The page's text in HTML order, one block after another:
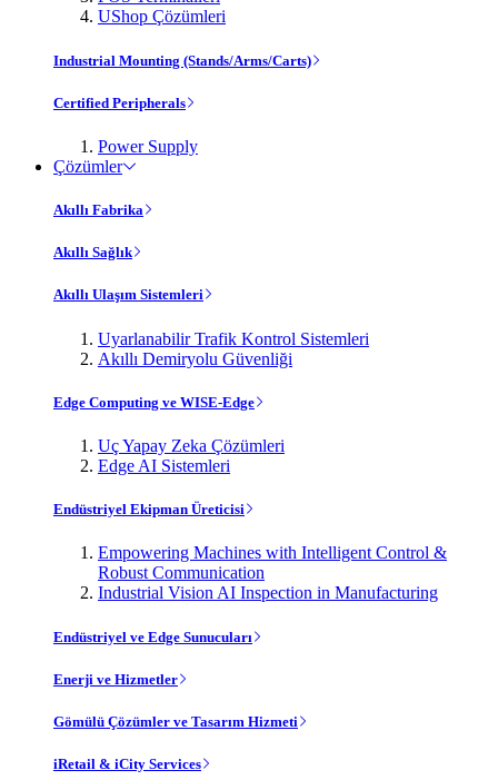
UShop Çözümleri
Industrial Mounting (Stands/Arms/Carts)
Certified Peripherals
Power Supply
Çözümler
Akıllı Fabrika
Akıllı Sağlık
Akıllı Ulaşım Sistemleri
Uyarlanabilir Trafik Kontrol Sistemleri
Akıllı Demiryolu Güvenliği
Edge Computing ve WISE-Edge
Uç Yapay Zeka Çözümleri
Edge AI Sistemleri
Endüstriyel Ekipman Üreticisi
Empowering Machines with Intelligent Control &
Robust Communication
Industrial Vision AI Inspection in Manufacturing
Endüstriyel ve Edge Sunucuları
Enerji ve Hizmetler
Gömülü Çözümler ve Tasarım Hizmeti
iRetail & iCity Services